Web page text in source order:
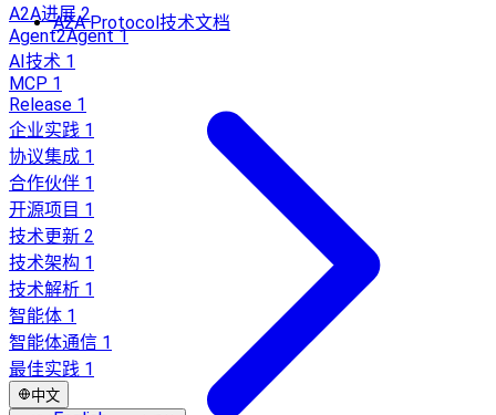
A2A Protocol技术文档
A2A进展2
Agent2Agent1
AI技术 1
MCP 1
Release 1
企业实践 1
协议集成 1
合作伙伴 1
开源项目 1
技术更新 2
技术架构 1
技术解析 1
智能体 1
智能体通信 1
最佳实践 1
中文